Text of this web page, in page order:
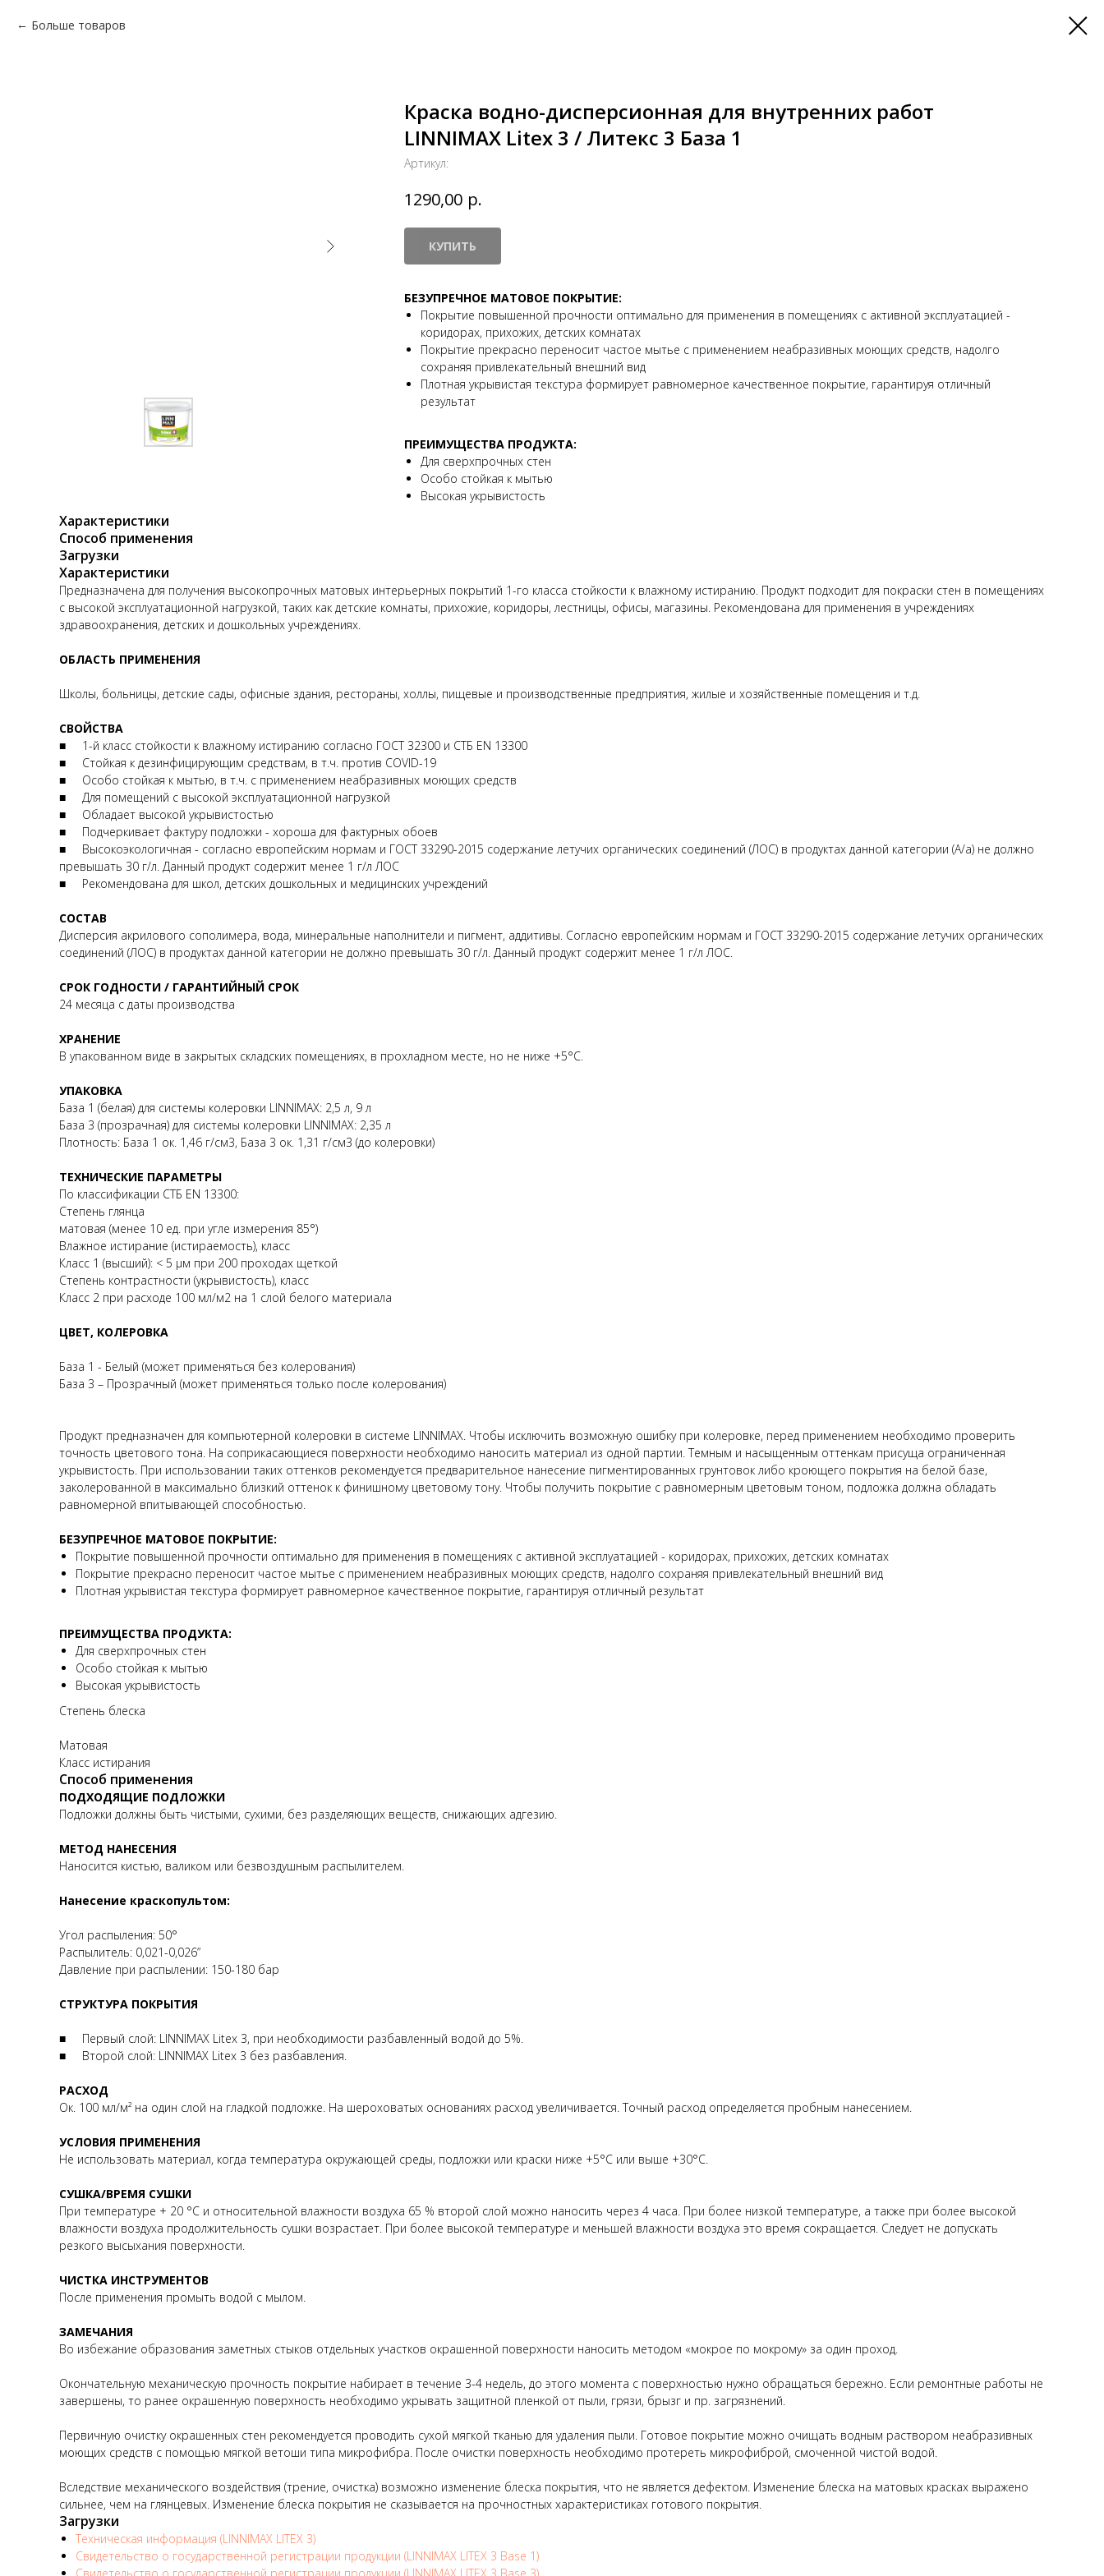
Больше товаров
Краска водно-дисперсионная для внутренних работ
LINNIMAX Litex 3 / Литекс 3 База 1
Артикул:
1290,00 р.
КУПИТЬ
БЕЗУПРЕЧНОЕ МАТОВОЕ ПОКРЫТИЕ:
Покрытие повышенной прочности оптимально для применения в помещениях с активной эксплуатацией -
коридорах, прихожих, детских комнатах
Покрытие прекрасно переносит частое мытье с применением неабразивных моющих средств, надолго
сохраняя привлекательный внешний вид
Плотная укрывистая текстура формирует равномерное качественное покрытие, гарантируя отличный
результат
ПРЕИМУЩЕСТВА ПРОДУКТА:
Для сверхпрочных стен
Особо стойкая к мытью
Высокая укрывистость
Характеристики
Способ применения
Загрузки
Характеристики
Предназначена для получения высокопрочных матовых интерьерных покрытий 1-го класса стойкости к влажному истиранию. Продукт подходит для покраски стен в помещениях
с высокой эксплуатационной нагрузкой, таких как детские комнаты, прихожие, коридоры, лестницы, офисы, магазины. Рекомендована для применения в учреждениях
здравоохранения, детских и дошкольных учреждениях.
ОБЛАСТЬ ПРИМЕНЕНИЯ
Школы, больницы, детские сады, офисные здания, рестораны, холлы, пищевые и производственные предприятия, жилые и хозяйственные помещения и т.д.
СВОЙСТВА
■ 1-й класс стойкости к влажному истиранию согласно ГОСТ 32300 и СТБ EN 13300
■ Стойкая к дезинфицирующим средствам, в т.ч. против COVID-19
■ Особо стойкая к мытью, в т.ч. с применением неабразивных моющих средств
■ Для помещений с высокой эксплуатационной нагрузкой
■ Обладает высокой укрывистостью
■ Подчеркивает фактуру подложки - хороша для фактурных обоев
■ Высокоэкологичная - согласно европейским нормам и ГОСТ 33290-2015 содержание летучих органических соединений (ЛОС) в продуктах данной категории (А/а) не должно
превышать 30 г/л. Данный продукт содержит менее 1 г/л ЛОС
■ Рекомендована для школ, детских дошкольных и медицинских учреждений
СОСТАВ
Дисперсия акрилового сополимера, вода, минеральные наполнители и пигмент, аддитивы. Cогласно европейским нормам и ГОСТ 33290-2015 содержание летучих органических
соединений (ЛОС) в продуктах данной категории не должно превышать 30 г/л. Данный продукт содержит менее 1 г/л ЛОС.
СРОК ГОДНОСТИ / ГАРАНТИЙНЫЙ СРОК
24 месяца с даты производства
ХРАНЕНИЕ
В упакованном виде в закрытых складских помещениях, в прохладном месте, но не ниже +5°C.
УПАКОВКА
База 1 (белая) для системы колеровки LINNIMAX: 2,5 л, 9 л
База 3 (прозрачная) для системы колеровки LINNIMAX: 2,35 л
Плотность: База 1 ок. 1,46 г/см3, База 3 ок. 1,31 г/см3 (до колеровки)
ТЕХНИЧЕСКИЕ ПАРАМЕТРЫ
По классификации СТБ EN 13300:
Степень глянца
матовая (менее 10 ед. при угле измерения 85°)
Влажное истирание (истираемость), класс
Класс 1 (высший): < 5 µм при 200 проходах щеткой
Степень контрастности (укрывистость), класс
Класс 2 при расходе 100 мл/м2 на 1 слой белого материала
ЦВЕТ, КОЛЕРОВКА
База 1 - Белый (может применяться без колерования)
База 3 – Прозрачный (может применяться только после колерования)
Продукт предназначен для компьютерной колеровки в системе LINNIMAX. Чтобы исключить возможную ошибку при колеровке, перед применением необходимо проверить
точность цветового тона. На соприкасающиеся поверхности необходимо наносить материал из одной партии. Темным и насыщенным оттенкам присуща ограниченная
укрывистость. При использовании таких оттенков рекомендуется предварительное нанесение пигментированных грунтовок либо кроющего покрытия на белой базе,
заколерованной в максимально близкий оттенок к финишному цветовому тону. Чтобы получить покрытие с равномерным цветовым тоном, подложка должна обладать
равномерной впитывающей способностью.
БЕЗУПРЕЧНОЕ МАТОВОЕ ПОКРЫТИЕ:
Покрытие повышенной прочности оптимально для применения в помещениях с активной эксплуатацией - коридорах, прихожих, детских комнатах
Покрытие прекрасно переносит частое мытье с применением неабразивных моющих средств, надолго сохраняя привлекательный внешний вид
Плотная укрывистая текстура формирует равномерное качественное покрытие, гарантируя отличный результат
ПРЕИМУЩЕСТВА ПРОДУКТА:
Для сверхпрочных стен
Особо стойкая к мытью
Высокая укрывистость
Степень блеска
Матовая
Класс истирания
Способ применения
ПОДХОДЯЩИЕ ПОДЛОЖКИ
Подложки должны быть чистыми, сухими, без разделяющих веществ, снижающих адгезию.
МЕТОД НАНЕСЕНИЯ
Наносится кистью, валиком или безвоздушным распылителем.
Нанесение краскопультом:
Угол распыления: 50°
Распылитель: 0,021-0,026”
Давление при распылении: 150-180 бар
СТРУКТУРА ПОКРЫТИЯ
■ Первый слой: LINNIMAX Litex 3, при необходимости разбавленный водой до 5%.
■ Второй слой: LINNIMAX Litex 3 без разбавления.
РАСХОД
Ок. 100 мл/м² на один слой на гладкой подложке. На шероховатых основаниях расход увеличивается. Точный расход определяется пробным нанесением.
УСЛОВИЯ ПРИМЕНЕНИЯ
Не использовать материал, когда температура окружающей среды, подложки или краски ниже +5°C или выше +30°C.
СУШКА/ВРЕМЯ СУШКИ
При температуре + 20 °C и относительной влажности воздуха 65 % второй слой можно наносить через 4 часа. При более низкой температуре, а также при более высокой
влажности воздуха продолжительность сушки возрастает. При более высокой температуре и меньшей влажности воздуха это время сокращается. Следует не допускать
резкого высыхания поверхности.
ЧИСТКА ИНСТРУМЕНТОВ
После применения промыть водой с мылом.
ЗАМЕЧАНИЯ
Во избежание образования заметных стыков отдельных участков окрашенной поверхности наносить методом «мокрое по мокрому» за один проход.
Окончательную механическую прочность покрытие набирает в течение 3-4 недель, до этого момента с поверхностью нужно обращаться бережно. Если ремонтные работы не
завершены, то ранее окрашенную поверхность необходимо укрывать защитной пленкой от пыли, грязи, брызг и пр. загрязнений.
Первичную очистку окрашенных стен рекомендуется проводить сухой мягкой тканью для удаления пыли. Готовое покрытие можно очищать водным раствором неабразивных
моющих средств с помощью мягкой ветоши типа микрофибра. После очистки поверхность необходимо протереть микрофиброй, смоченной чистой водой.
Вследствие механического воздействия (трение, очистка) возможно изменение блеска покрытия, что не является дефектом. Изменение блеска на матовых красках выражено
сильнее, чем на глянцевых. Изменение блеска покрытия не сказывается на прочностных характеристиках готового покрытия.
Загрузки
Техническая информация (LINNIMAX LITEX 3)
Свидетельство о государственной регистрации продукции (LINNIMAX LITEX 3 Base 1)
Свидетельство о государственной регистрации продукции (LINNIMAX LITEX 3 Base 3)